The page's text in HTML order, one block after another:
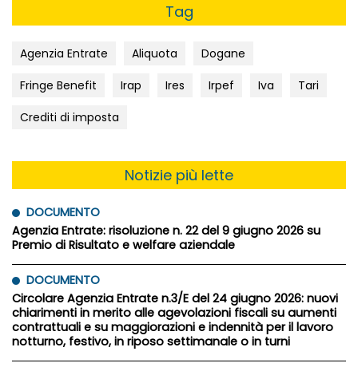
Tag
Agenzia Entrate Aliquota
Dogane
Fringe Benefit
Irap Ires Irpef Iva
Tari
Crediti di imposta
Notizie più lette
DOCUMENTO
Agenzia Entrate: risoluzione n. 22 del 9 giugno 2026 su
Premio di Risultato e welfare aziendale
DOCUMENTO
Circolare Agenzia Entrate n.3/E del 24 giugno 2026: nuovi
chiarimenti in merito alle agevolazioni fiscali su aumenti
contrattuali e su maggiorazioni e indennità per il lavoro
notturno, festivo, in riposo settimanale o in turni